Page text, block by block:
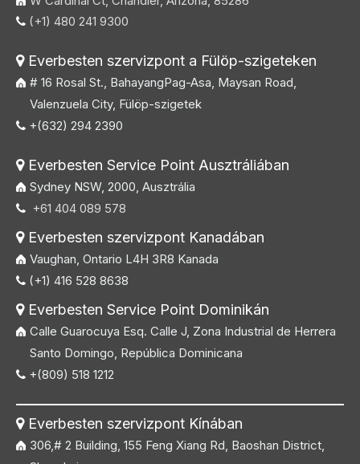
 (+1) 480 241 9300
Everbesten szervizpont a Fülöp-szigeteken
# 16 Rosal St., BahayangPag-Asa, Maysan Road,
Valenzuela City, Fülöp-szigetek
 +(632) 294 2390
Everbesten Service Point Ausztráliában
Sydney NSW, 2000, Ausztrália
 +61 404 089 578
Everbesten szervizpont Kanadában
Vaughan, Ontario L4H 3R8 Kanada
 (+1) 416 528 8638
Everbesten Service Point Dominikán
Calle Guarocuya Esq. Calle J, Zona Industrial de Herrera
Santo Domingo, República Dominicana
 +(809) 518 1212
Everbesten szervizpont Kínában
306,# 2 Building, 155 Feng Xiang Rd, Baoshan District,